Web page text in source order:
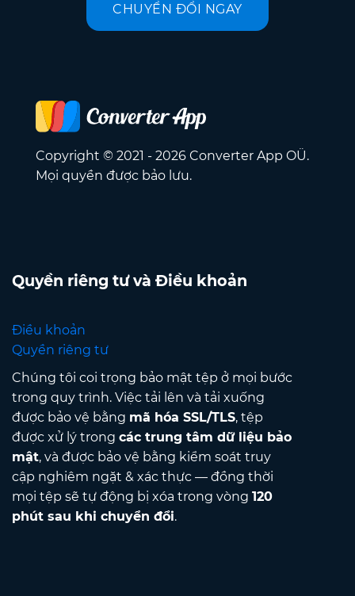
CHUYỂN ĐỔI NGAY
Copyright © 2021 - 2026 Converter App OÜ.
Mọi quyền được bảo lưu.
Quyền riêng tư và Điều khoản
Điều khoản
Quyền riêng tư
Chúng tôi coi trọng bảo mật tệp ở mọi bước
trong quy trình. Việc tải lên và tải xuống
được bảo vệ bằng mã hóa SSL/TLS, tệp
được xử lý trong các trung tâm dữ liệu bảo
mật, và được bảo vệ bằng kiểm soát truy
cập nghiêm ngặt & xác thực — đồng thời
mọi tệp sẽ tự động bị xóa trong vòng 120
phút sau khi chuyển đổi.